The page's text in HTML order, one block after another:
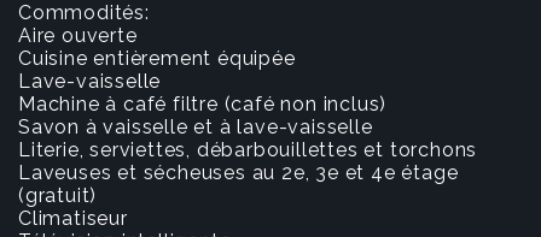
Commodités:
Aire ouverte
Cuisine entièrement équipée
Lave-vaisselle
Machine à café filtre (café non inclus)
Savon à vaisselle et à lave-vaisselle
Literie, serviettes, débarbouillettes et torchons
Laveuses et sécheuses au 2e, 3e et 4e étage
(gratuit)
Climatiseur